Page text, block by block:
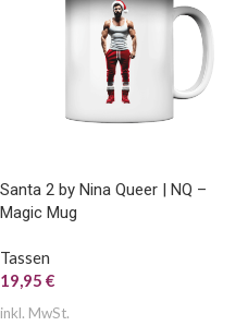
Santa 2 by Nina Queer | NQ –
Magic Mug
Tassen
19,95 €
inkl. MwSt.